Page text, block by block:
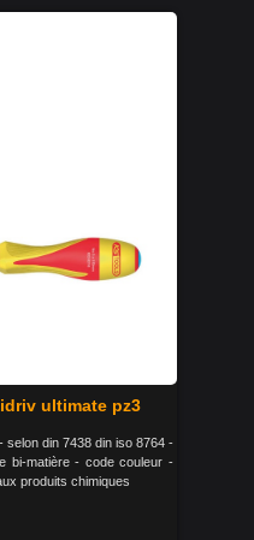
ultimate pz3
selon din 7438 din iso 8764 -
bi-matière - code couleur -
produits chimiques